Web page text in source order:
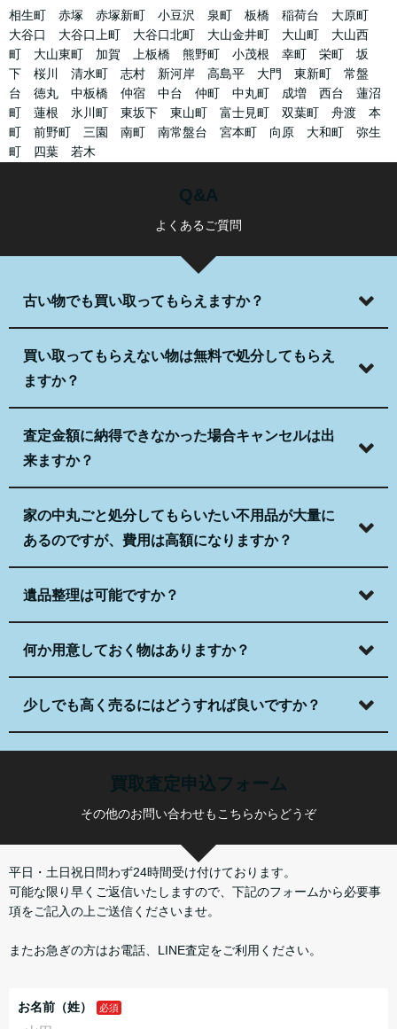
相生町 赤塚 赤塚新町 小豆沢 泉町 板橋 稲荷台 大原町
大谷口 大谷口上町 大谷口北町 大山金井町 大山町 大山西
町 大山東町 加賀 上板橋 熊野町 小茂根 幸町 栄町 坂
下 桜川 清水町 志村 新河岸 高島平 大門 東新町 常盤
台 徳丸 中板橋 仲宿 中台 仲町 中丸町 成増 西台 蓮沼
町 蓮根 氷川町 東坂下 東山町 富士見町 双葉町 舟渡 本
町 前野町 三園 南町 南常盤台 宮本町 向原 大和町 弥生
町 四葉 若木
Q&A
よくあるご質問
古い物でも買い取ってもらえますか？
買い取ってもらえない物は無料で処分してもらえ
ますか？
査定金額に納得できなかった場合キャンセルは出
来ますか？
家の中丸ごと処分してもらいたい不用品が大量に
あるのですが、費用は高額になりますか？
遺品整理は可能ですか？
何か用意しておく物はありますか？
少しでも高く売るにはどうすれば良いですか？
買取査定申込フォーム
その他のお問い合わせもこちらからどうぞ
平日・土日祝日問わず24時間受け付けております。
可能な限り早くご返信いたしますので、下記のフォームから必要事
項をご記入の上ご送信くださいませ。
またお急ぎの方はお電話、LINE査定をご利用ください。
お名前（姓）